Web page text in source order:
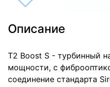
Описание
T2 Boost S - турбинный
мощности, с
соединение стандарта